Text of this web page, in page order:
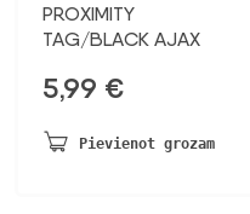
PROXIMITY
TAG/BLACK AJAX
5,99 €
Pievienot grozam